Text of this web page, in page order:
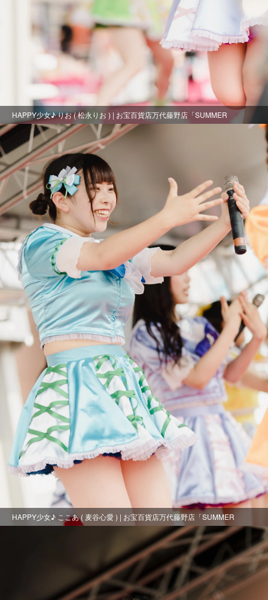
HAPPY少女♪ りお ( 松永りお ) | お宝百貨店万代藤野店「SUMMER
FESTIVAL 2021」1日目
HAPPY少女♪ ここあ ( 麦谷心愛 ) | お宝百貨店万代藤野店「SUMMER